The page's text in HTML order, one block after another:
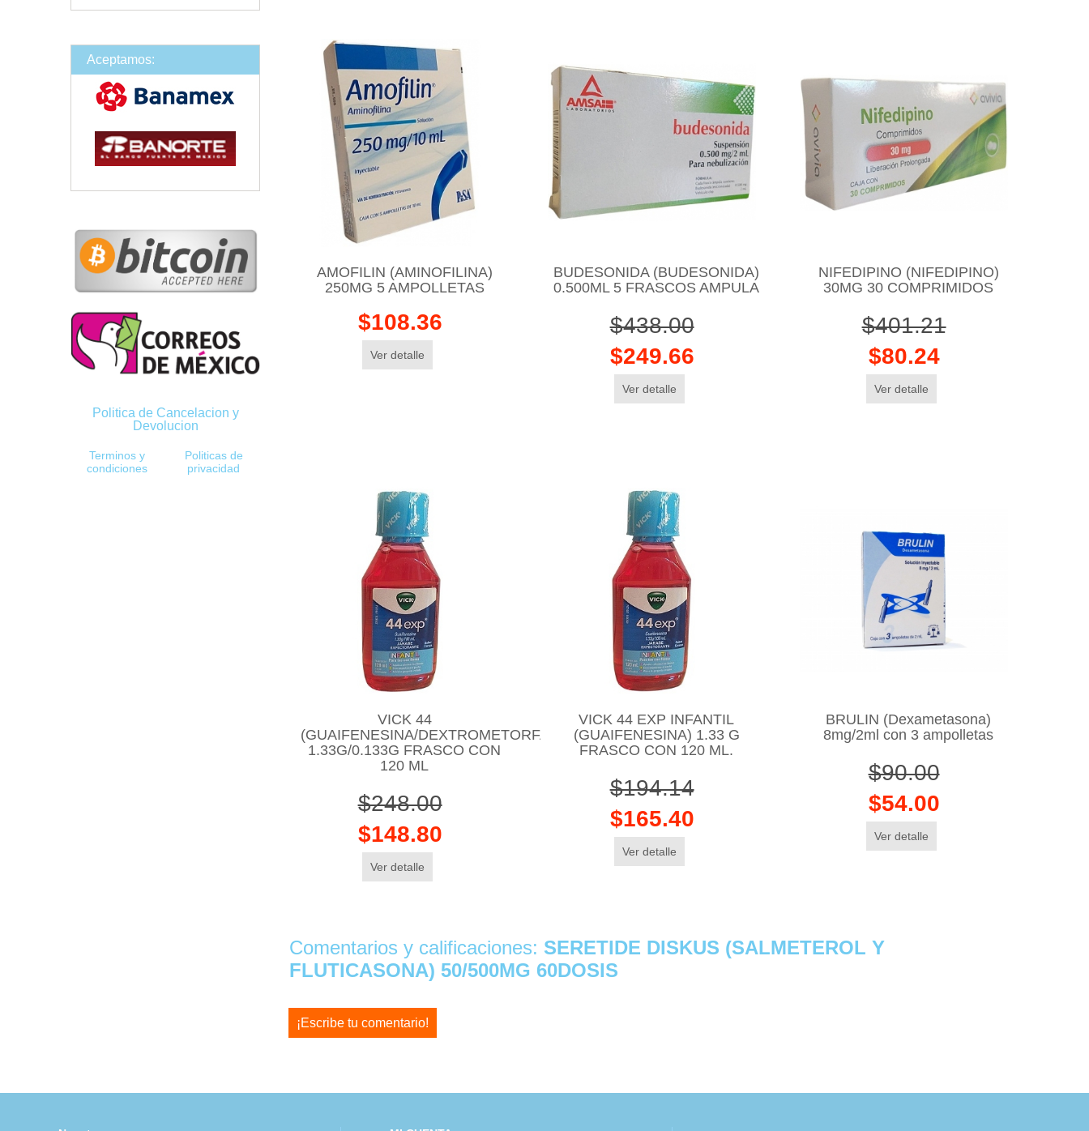
Aceptamos:
Politica de Cancelacion y
Devolucion
Terminos y
condiciones
Politicas de
privacidad
AMOFILIN (AMINOFILINA)
250MG 5 AMPOLLETAS
$108.36
Ver detalle
BUDESONIDA (BUDESONIDA)
0.500ML 5 FRASCOS AMPULA
$438.00
$249.66
Ver detalle
NIFEDIPINO (NIFEDIPINO)
30MG 30 COMPRIMIDOS
$401.21
$80.24
Ver detalle
VICK 44
(GUAIFENESINA/DEXTROMETORFANO)
1.33G/0.133G FRASCO CON
120 ML
$248.00
$148.80
Ver detalle
VICK 44 EXP INFANTIL
(GUAIFENESINA) 1.33 G
FRASCO CON 120 ML.
$194.14
$165.40
Ver detalle
BRULIN (Dexametasona)
8mg/2ml con 3 ampolletas
$90.00
$54.00
Ver detalle
Comentarios y calificaciones: SERETIDE DISKUS (SALMETEROL Y
FLUTICASONA) 50/500MG 60DOSIS
¡Escribe tu comentario!